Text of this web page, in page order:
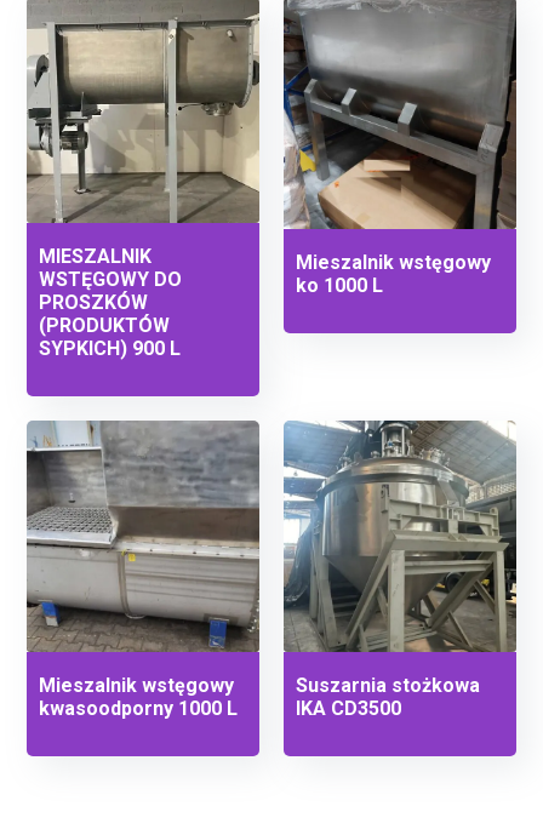
MIESZALNIK
WSTĘGOWY DO
PROSZKÓW
(PRODUKTÓW
SYPKICH) 900 L
Mieszalnik wstęgowy
ko 1000 L
Mieszalnik wstęgowy
kwasoodporny 1000 L
Suszarnia stożkowa
IKA CD3500